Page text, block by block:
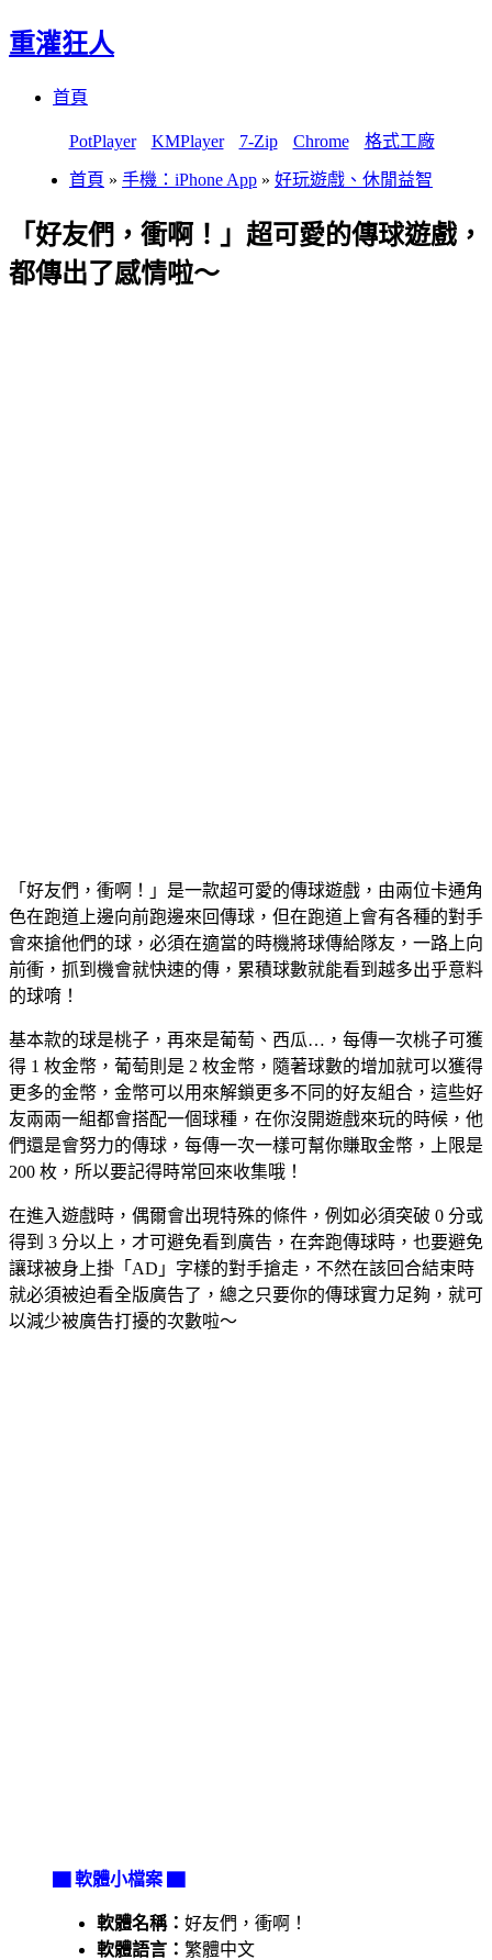
重灌狂人
首頁
PotPlayer KMPlayer 7-Zip Chrome 格式工廠
首頁 » 手機：iPhone App » 好玩遊戲、休閒益智
「好友們，衝啊！」超可愛的傳球遊戲，
都傳出了感情啦～
「好友們，衝啊！」是一款超可愛的傳球遊戲，由兩位卡通角
色在跑道上邊向前跑邊來回傳球，但在跑道上會有各種的對手
會來搶他們的球，必須在適當的時機將球傳給隊友，一路上向
前衝，抓到機會就快速的傳，累積球數就能看到越多出乎意料
的球唷！
基本款的球是桃子，再來是葡萄、西瓜…，每傳一次桃子可獲
得 1 枚金幣，葡萄則是 2 枚金幣，隨著球數的增加就可以獲得
更多的金幣，金幣可以用來解鎖更多不同的好友組合，這些好
友兩兩一組都會搭配一個球種，在你沒開遊戲來玩的時候，他
們還是會努力的傳球，每傳一次一樣可幫你賺取金幣，上限是
200 枚，所以要記得時常回來收集哦！
在進入遊戲時，偶爾會出現特殊的條件，例如必須突破 0 分或
得到 3 分以上，才可避免看到廣告，在奔跑傳球時，也要避免
讓球被身上掛「AD」字樣的對手搶走，不然在該回合結束時
就必須被迫看全版廣告了，總之只要你的傳球實力足夠，就可
以減少被廣告打擾的次數啦～
▇ 軟體小檔案 ▇
軟體名稱： 好友們，衝啊！
軟體語言： 繁體中文